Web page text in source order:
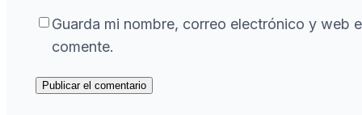
Guarda mi nombre, correo electrónico y web
comente.